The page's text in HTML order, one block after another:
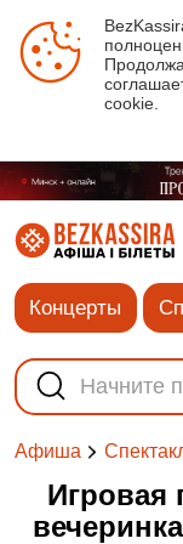
cookie.
Концерты
Афиша
Игровая